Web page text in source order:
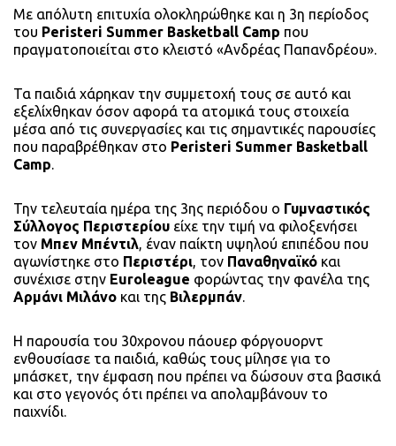
Με απόλυτη επιτυχία ολοκληρώθηκε και η 3η περίοδος
του Peristeri Summer Basketball Camp που
πραγματοποιείται στο κλειστό «Ανδρέας Παπανδρέου».
Τα παιδιά χάρηκαν την συμμετοχή τους σε αυτό και
εξελίχθηκαν όσον αφορά τα ατομικά τους στοιχεία
μέσα από τις συνεργασίες και τις σημαντικές παρουσίες
που παραβρέθηκαν στο Peristeri Summer Basketball
Camp.
Την τελευταία ημέρα της 3ης περιόδου ο Γυμναστικός
Σύλλογος Περιστερίου είχε την τιμή να φιλοξενήσει
τον Μπεν Μπέντιλ, έναν παίκτη υψηλού επιπέδου που
αγωνίστηκε στο Περιστέρι, τον Παναθηναϊκό και
συνέχισε στην Euroleague φορώντας την φανέλα της
Αρμάνι Μιλάνο και της Βιλερμπάν.
Η παρουσία του 30χρονου πάουερ φόργουορντ
ενθουσίασε τα παιδιά, καθώς τους μίλησε για το
μπάσκετ, την έμφαση που πρέπει να δώσουν στα βασικά
και στο γεγονός ότι πρέπει να απολαμβάνουν το
παιχνίδι.